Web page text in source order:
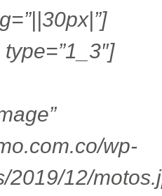
wp-
2019/12/